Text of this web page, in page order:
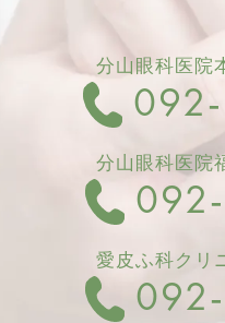
分山眼科医院
分山眼科医院
愛皮ふ科クリ